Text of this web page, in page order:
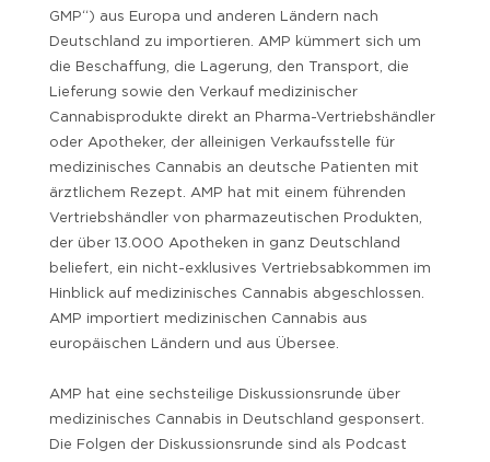
GMP“) aus Europa und anderen Ländern nach
Deutschland zu importieren. AMP kümmert sich um
die Beschaffung, die Lagerung, den Transport, die
Lieferung sowie den Verkauf medizinischer
Cannabisprodukte direkt an Pharma-Vertriebshändler
oder Apotheker, der alleinigen Verkaufsstelle für
medizinisches Cannabis an deutsche Patienten mit
ärztlichem Rezept. AMP hat mit einem führenden
Vertriebshändler von pharmazeutischen Produkten,
der über 13.000 Apotheken in ganz Deutschland
beliefert, ein nicht-exklusives Vertriebsabkommen im
Hinblick auf medizinisches Cannabis abgeschlossen.
AMP importiert medizinischen Cannabis aus
europäischen Ländern und aus Übersee.
AMP hat eine sechsteilige Diskussionsrunde über
medizinisches Cannabis in Deutschland gesponsert.
Die Folgen der Diskussionsrunde sind als Podcast